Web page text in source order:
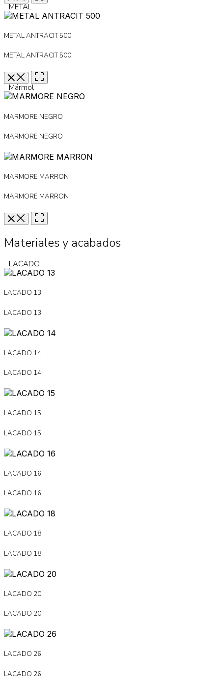
METAL
METAL ANTRACIT 500
METAL ANTRACIT 500
Mármol
MARMORE NEGRO
MARMORE NEGRO
MARMORE MARRON
MARMORE MARRON
Materiales y acabados
LACADO
LACADO 13
LACADO 13
LACADO 14
LACADO 14
LACADO 15
LACADO 15
LACADO 16
LACADO 16
LACADO 18
LACADO 18
LACADO 20
LACADO 20
LACADO 26
LACADO 26